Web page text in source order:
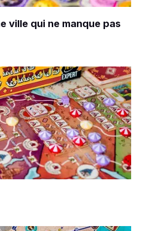
ville qui ne manque pas